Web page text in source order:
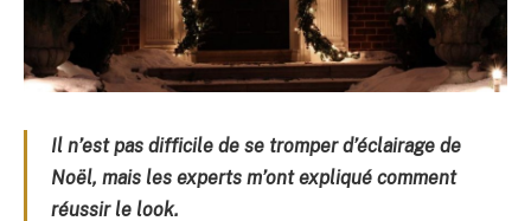
Il n’est pas difficile de se tromper d’éclairage de
Noël, mais les experts m’ont expliqué comment
réussir le look.